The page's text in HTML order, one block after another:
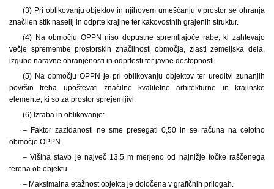
(3) Pri oblikovanju objektov in njihovem umeščanju v prostor se ohranja
značilen stik naselij in odprte krajine ter kakovostnih grajenih struktur.
(4) Na območju OPPN niso dopustne spremljajoče rabe, ki zahtevajo
večje spremembe prostorskih značilnosti območja, zlasti zemeljska dela,
izgubo naravne ohranjenosti in odprtosti ter javne dostopnosti.
(5) Na območju OPPN je pri oblikovanju objektov ter ureditvi zunanjih
površin treba upoštevati značilne kvalitetne arhitekturne in krajinske
elemente, ki so za prostor sprejemljivi.
(6) Izraba in oblikovanje:
– Faktor zazidanosti ne sme presegati 0,50 in se računa na celotno
območje OPPN.
– Višina stavb je največ 13,5 m merjeno od najnižje točke raščenega
terena ob objektu.
– Maksimalna etažnost objekta je določena v grafičnih prilogah.